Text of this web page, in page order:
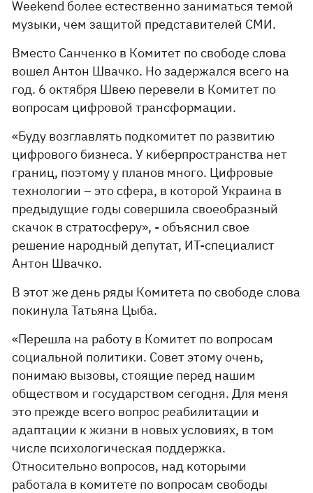
Weekend более естественно заниматься темой
музыки, чем защитой представителей СМИ.
Вместо Санченко в Комитет по свободе слова
вошел Антон Швачко. Но задержался всего на
год. 6 октября Швею перевели в Комитет по
вопросам цифровой трансформации.
«Буду возглавлять подкомитет по развитию
цифрового бизнеса. У киберпространства нет
границ, поэтому у планов много. Цифровые
технологии – это сфера, в которой Украина в
предыдущие годы совершила своеобразный
скачок в стратосферу», - объяснил свое
решение народный депутат, ИТ-специалист
Антон Швачко.
В этот же день ряды Комитета по свободе слова
покинула Татьяна Цыба.
«Перешла на работу в Комитет по вопросам
социальной политики. Совет этому очень,
понимаю вызовы, стоящие перед нашим
обществом и государством сегодня. Для меня
это прежде всего вопрос реабилитации и
адаптации к жизни в новых условиях, в том
числе психологическая поддержка.
Относительно вопросов, над которыми
работала в комитете по вопросам свободы